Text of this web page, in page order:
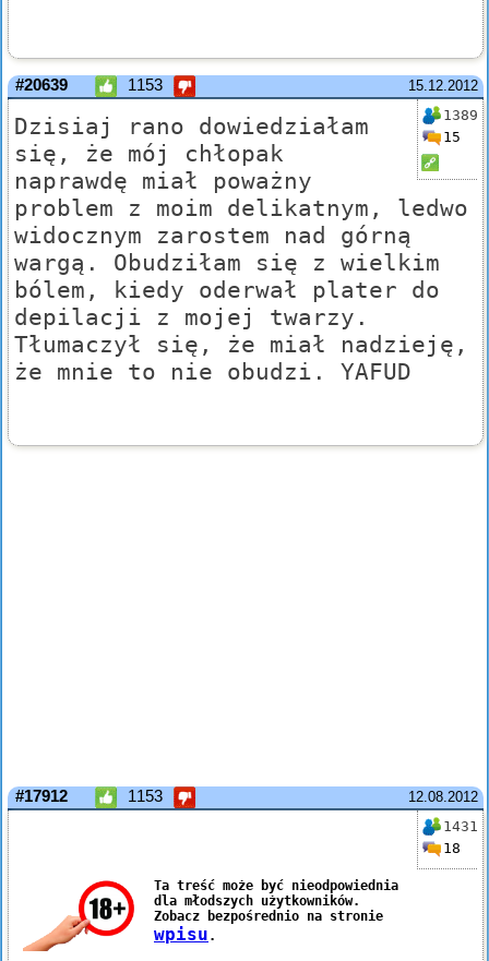
15.12.2012
#20639 1153
1389
15
Dzisiaj rano dowiedziałam
się, że mój chłopak
naprawdę miał poważny
problem z moim delikatnym, ledwo
widocznym zarostem nad górną
wargą. Obudziłam się z wielkim
bólem, kiedy oderwał plater do
depilacji z mojej twarzy.
Tłumaczył się, że miał nadzieję,
że mnie to nie obudzi. YAFUD
12.08.2012
#17912 1153
1431
18